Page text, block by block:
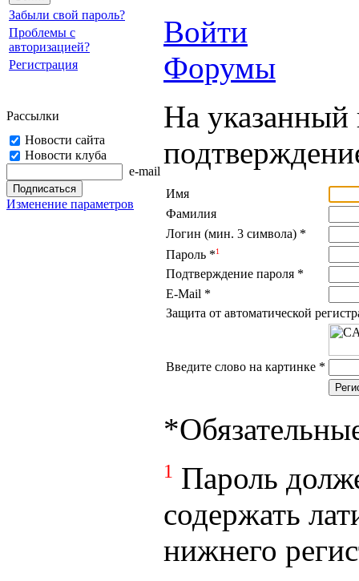
Забыли свой пароль?
Проблемы с
авторизацией?
Регистрация
Рассылки
Новости сайта
Новости клуба
e-mail
Изменение параметров
Войти
Форумы
На указанный
Имя
Фамилия
Логин (мин. 3 символа) *
Пароль *1
Подтверждение пароля *
E-Mail *
Защита от автоматической
Введите слово на картинке *
*
1 Пароль
содержать
нижнего